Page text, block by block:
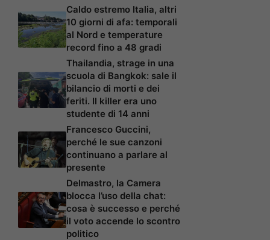
Caldo estremo Italia, altri
10 giorni di afa: temporali
al Nord e temperature
record fino a 48 gradi
Thailandia, strage in una
scuola di Bangkok: sale il
bilancio di morti e dei
feriti. Il killer era uno
studente di 14 anni
Francesco Guccini,
perché le sue canzoni
continuano a parlare al
presente
Delmastro, la Camera
blocca l’uso della chat:
cosa è successo e perché
il voto accende lo scontro
politico